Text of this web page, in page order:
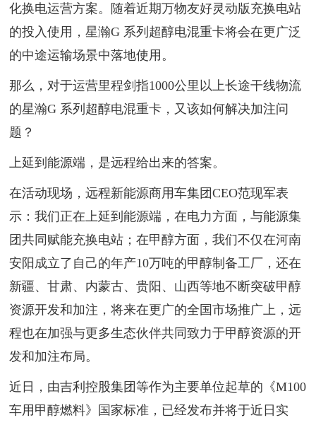
化换电运营方案。随着近期万物友好灵动版充换电站
的投入使用，星瀚G 系列超醇电混重卡将会在更广泛
的中途运输场景中落地使用。
那么，对于运营里程剑指1000公里以上长途干线物流
的星瀚G 系列超醇电混重卡，又该如何解决加注问
题？
上延到能源端，是远程给出来的答案。
在活动现场，远程新能源商用车集团CEO范现军表
示：我们正在上延到能源端，在电力方面，与能源集
团共同赋能充换电站；在甲醇方面，我们不仅在河南
安阳成立了自己的年产10万吨的甲醇制备工厂，还在
新疆、甘肃、内蒙古、贵阳、山西等地不断突破甲醇
资源开发和加注，将来在更广的全国市场推广上，远
程也在加强与更多生态伙伴共同致力于甲醇资源的开
发和加注布局。
近日，由吉利控股集团等作为主要单位起草的《M100
车用甲醇燃料》国家标准，已经发布并将于近日实